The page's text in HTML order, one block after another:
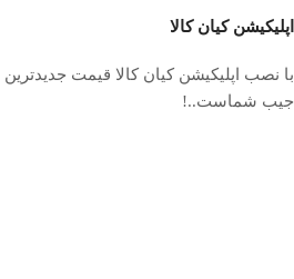
اپلیکیشن کیان کالا
با نصب اپلیکیشن کیان کالا قیمت جدیدترین
جیب شماست..!